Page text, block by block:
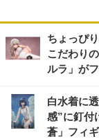
ちょっぴ
こだわり
ルラ」が
白水着に
感”に釘付
蒼」フィ